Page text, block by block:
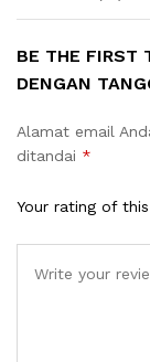
BE THE FIRST
DENGAN
Alamat email
ditandai *
Your rating of